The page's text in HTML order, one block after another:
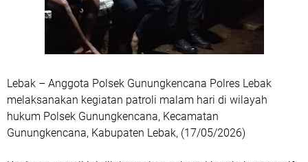
Lebak – Anggota Polsek Gunungkencana Polres Lebak
melaksanakan kegiatan patroli malam hari di wilayah
hukum Polsek Gunungkencana, Kecamatan
Gunungkencana, Kabupaten Lebak, (17/05/2026)